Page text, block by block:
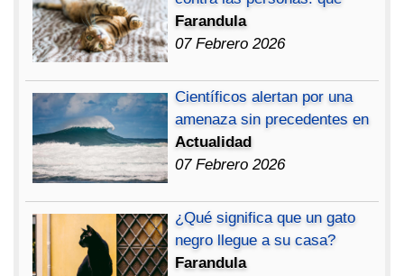
Farandula
07 Febrero 2026
Científicos alertan por una
amenaza sin precedentes en
Actualidad
07 Febrero 2026
¿Qué significa que un gato
negro llegue a su casa?
Farandula